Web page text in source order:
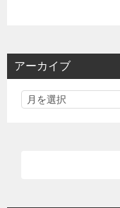
アーカイブ